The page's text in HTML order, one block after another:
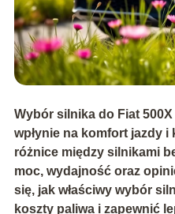
Wybór silnika do Fiat
wpłynie na komfort jazdy
różnice między silnikami
moc, wydajność oraz
się, jak właściwy wybór
koszty paliwa i zapewnić